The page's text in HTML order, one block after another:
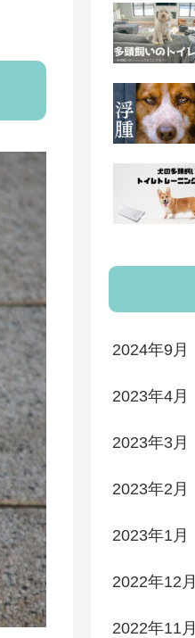
2024年9月
2023年4月
2023年3月
2023年2月
2023年1月
2022年12月
2022年11月